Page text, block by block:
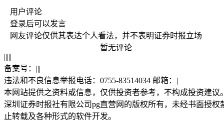
用户评论
登录后可以发言
网友评论仅供其表达个人看法，并不表明证券时报立场
暂无评论
|||||
备案号： |||
违法和不良信息举报电话：0755-83514034 邮箱： |
本网站提供之资料或信息，仅供投资者参考，不构成投资建议
深圳证券时报社有限公司pg直营网的版权所有，未经书面授权
止转载及各种形式的软件开发。